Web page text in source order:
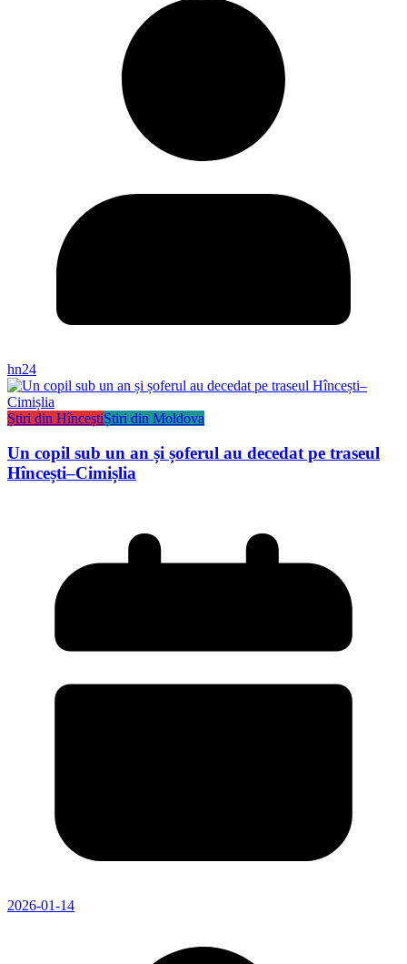
hn24
Știri din HînceștiȘtiri din Moldova
Un copil sub un an și șoferul au decedat pe traseul
Hîncești–Cimișlia
2026-01-14